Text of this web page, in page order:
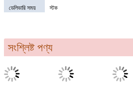
ডেলিভারি সময়
স্টক
সংশ্লিষ্ট পণ্য